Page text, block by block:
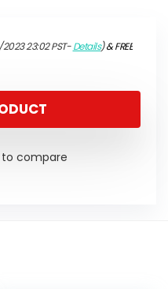
23:02 PST-Details)&FREE
to compare